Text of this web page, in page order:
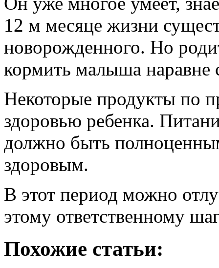
12 м месяце жизни
новорожденного. Но
кормить малыша наравне
Некоторые продукты по
здоровью ребенка.
должно быть
здоровым.
В этот период можно
этому ответственному
Похожие статьи: